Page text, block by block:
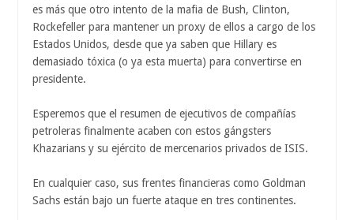
es más que otro intento de la mafia de Bush, Clinton,
Rockefeller para mantener un proxy de ellos a cargo de los
Estados Unidos, desde que ya saben que Hillary es
demasiado tóxica (o ya esta muerta) para convertirse en
presidente.
Esperemos que el resumen de ejecutivos de compañías
petroleras finalmente acaben con estos gángsters
Khazarians y su ejército de mercenarios privados de ISIS.
En cualquier caso, sus frentes financieras como Goldman
Sachs están bajo un fuerte ataque en tres continentes.